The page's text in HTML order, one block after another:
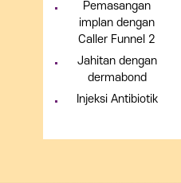
Pemasangan
implan dengan
Caller Funnel 2
Jahitan dengan
dermabond
Injeksi Antibiotik